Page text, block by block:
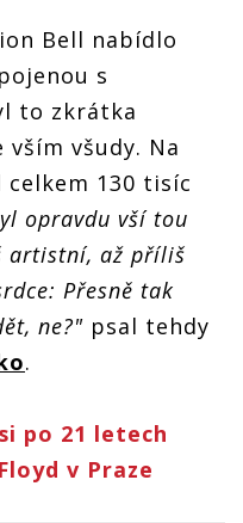
Bell nabídlo
s
to zkrátka
všudy. Na
130 tisíc
opravdu vší tou
artistní, až příliš
Přesně tak
ne?" psal tehdy
.
po 21 letech
v Praze